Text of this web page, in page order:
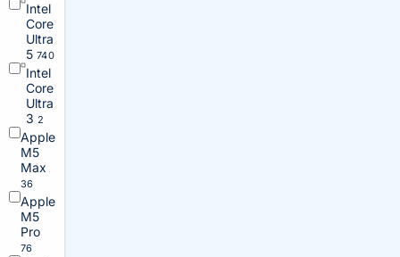
Intel
Core
Ultra
5 740
Intel
Core
Ultra
3 2
Apple
M5
Max
36
Apple
M5
Pro
76